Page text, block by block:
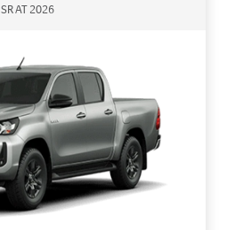
SR AT 2026